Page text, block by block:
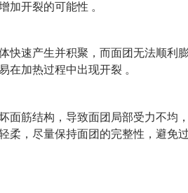
加开裂的可能性 。
快速产生并积聚，而面团无法顺利
在加热过程中出现开裂 。
面筋结构，导致面团局部受力不均
柔，尽量保持面团的完整性，避免